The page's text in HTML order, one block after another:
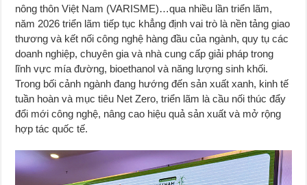
nông thôn Việt Nam (VARISME)…qua nhiều lần triển lãm,
năm 2026 triển lãm tiếp tục khẳng định vai trò là nền tảng giao
thương và kết nối công nghệ hàng đầu của ngành, quy tụ các
doanh nghiệp, chuyên gia và nhà cung cấp giải pháp trong
lĩnh vực mía đường, bioethanol và năng lượng sinh khối.
Trong bối cảnh ngành đang hướng đến sản xuất xanh, kinh tế
tuần hoàn và mục tiêu Net Zero, triển lãm là cầu nối thúc đẩy
đổi mới công nghệ, nâng cao hiệu quả sản xuất và mở rộng
hợp tác quốc tế.